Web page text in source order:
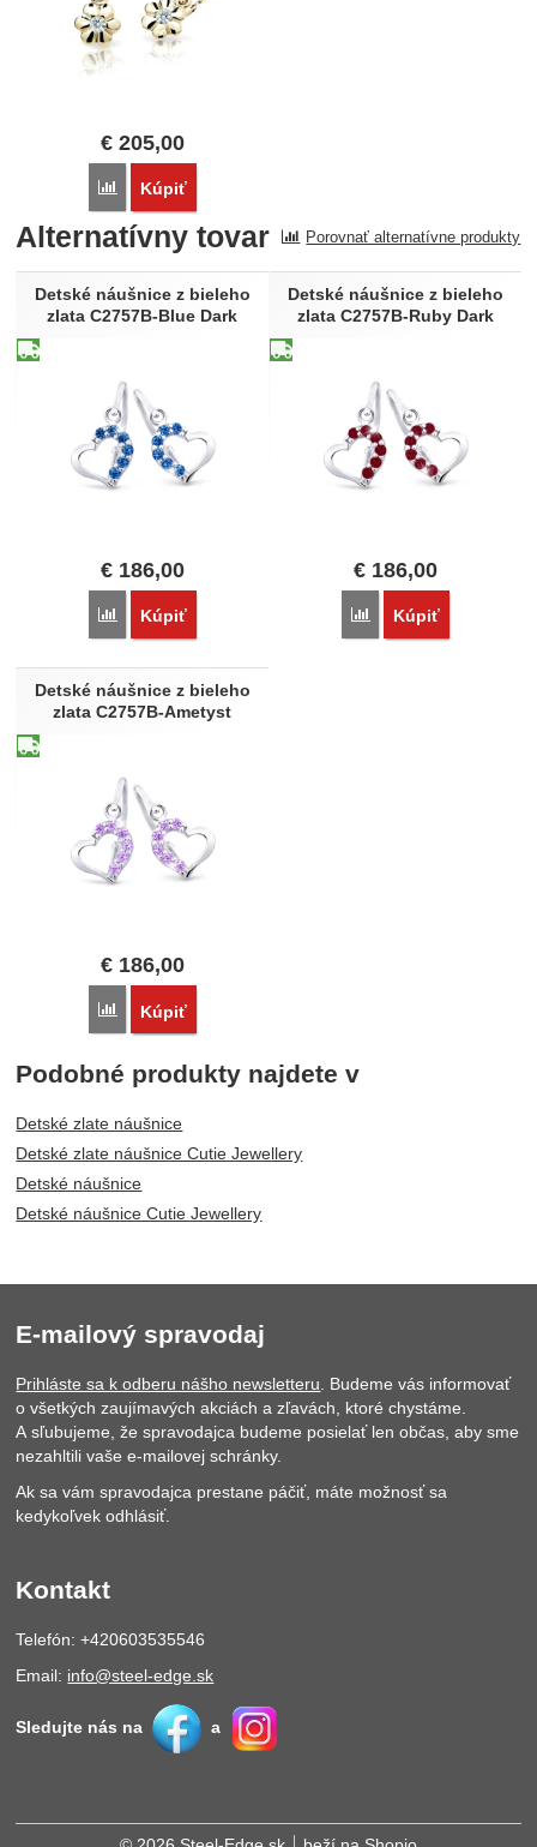
€ 205,00
Porovnať
Kúpiť
Alternatívny tovar Porovnať alternatívne produkty
Detské náušnice z bieleho
zlata C2757B-Blue Dark
€ 186,00
Porovnať
Kúpiť
Detské náušnice z bieleho
zlata C2757B-Ruby Dark
€186,00
Porovnať
Kúpiť
Detské náušnice z bieleho
zlata C2757B-Ametyst
€ 186,00
Porovnať
Kúpiť
Podobné produkty najdete v
Detské zlate náušnice
Detské zlate náušnice Cutie Jewellery
Detské náušnice
Detské náušnice Cutie Jewellery
E-mailový spravodaj
Prihláste sa k odberu nášho newsletteru. Budeme vás informovať
o všetkých zaujímavých akciách a zľavách, ktoré chystáme.
A sľubujeme, že spravodajca budeme posielať len občas, aby sme
nezahltili vaše e-mailovej schránky.
Ak sa vám spravodajca prestane páčiť, máte možnosť sa
kedykoľvek odhlásiť.
Kontakt
Telefón: +420603535546
Email: info@steel-edge.sk
Sledujte nás na a